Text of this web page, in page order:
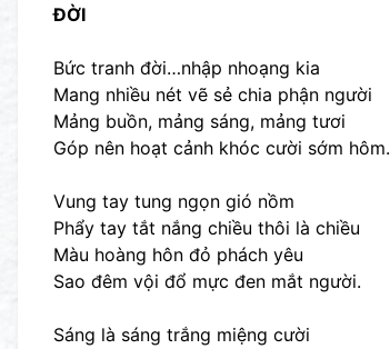
ĐỜI
Bức tranh đời…nhập nhoạng kia
Mang nhiều nét vẽ sẻ chia phận người
Mảng buồn, mảng sáng, mảng tươi
Góp nên hoạt cảnh khóc cười sớm hôm.
Vung tay tung ngọn gió nồm
Phẩy tay tắt nắng chiều thôi là chiều
Màu hoàng hôn đỏ phách yêu
Sao đêm vội đổ mực đen mắt người.
Sáng là sáng trắng miệng cười